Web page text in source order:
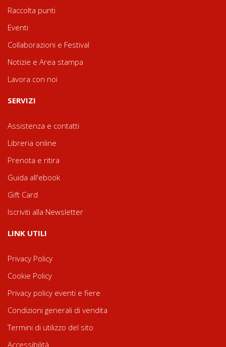
Raccolta punti
Eventi
Collaborazioni e Festival
Notizie e Area stampa
Lavora con noi
SERVIZI
Assistenza e contatti
Libreria online
Prenota e ritira
Guida all'ebook
Gift Card
Iscriviti alla Newsletter
LINK UTILI
Privacy Policy
Cookie Policy
Privacy policy eventi e fiere
Condizioni generali di vendita
Termini di utilizzo del sito
Accessibilità